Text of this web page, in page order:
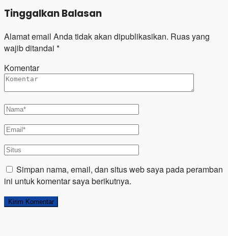
Tinggalkan Balasan
Alamat email Anda tidak akan dipublikasikan. Ruas yang
wajib ditandai *
Komentar
Simpan nama, email, dan situs web saya pada peramban
ini untuk komentar saya berikutnya.